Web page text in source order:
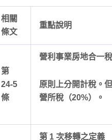
相關
條文
重點說明
第
24-5
條
營利事業房地合一稅
原則上分開計稅。
營所稅（20%）。
第 1 次移轉之定義